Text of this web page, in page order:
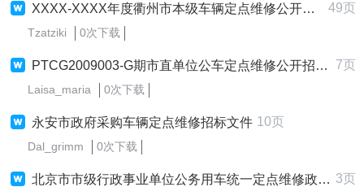
XXXX-XXXX年度衢州市本级车辆定点维修公开招标文件 49页
Tzatziki 0次下载
PTCG2009003-G期市直单位公车定点维修公开招标延期 7页
Laisa_maria 0次下载
永安市政府采购车辆定点维修招标文件 10页
Dal_grimm 0次下载
北京市市级行政事业单位公务用车统一定点维修政府采购项目 3页